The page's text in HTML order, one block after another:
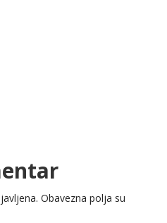
Obavezna polja su